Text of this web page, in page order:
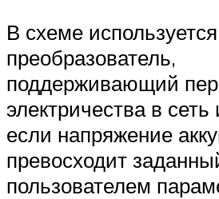
В схеме используется
преобразователь,
поддерживающий
электричества в сеть
если напряжение
превосходит
пользователем